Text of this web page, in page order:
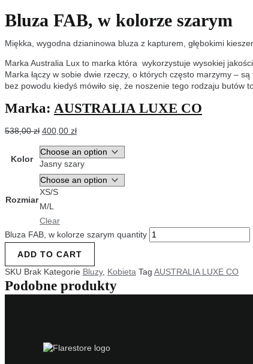
Bluza FAB, w kolorze szarym
Miękka, wygodna dzianinowa bluza z kapturem, głębokimi
Marka Australia Lux to marka która wykorzystuje wysokiej
Marka łączy w sobie dwie rzeczy, o których często marzymy –
bez powodu kiedyś mówiło się, że noszenie tego rodzaju butów
Marka: AUSTRALIA LUXE CO
538,00zł 400,00 zł
Kolor Jasny szary
Rozmiar
XS/S
M/L
Clear
Bluza FAB, w kolorze szarym quantity
ADD TO CART
SKU Brak Kategorie Bluzy, Kobieta Tag AUSTRALIA LUXE CO
Podobne produkty